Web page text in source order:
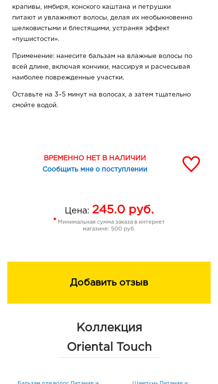
крапивы, имбиря, конского каштана и петрушки
питают и увлажняют волосы, делая их необыкновенно
шелковистыми и блестящими, устраняя эффект
«пушистости».
Применение: нанесите бальзам на влажные волосы по
всей длине, включая кончики, массируя и расчесывая
наиболее поврежденные участки.
Оставьте на 3–5 минут на волосах, а затем тщательно
смойте водой.
ВРЕМЕННО НЕТ В НАЛИЧИИ
Сообщить мне о поступлении
Цена: 245.0руб.
* Минимальная сумма заказа в интернет
магазине: 500 руб.
Добавить отзыв
Коллекция
Oriental Touch